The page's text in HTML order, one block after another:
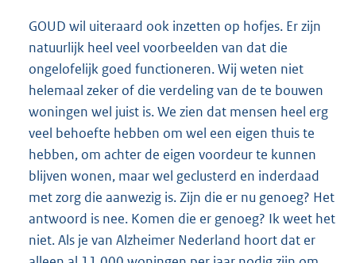
GOUD wil uiteraard ook inzetten op hofjes. Er zijn
natuurlijk heel veel voorbeelden van dat die
ongelofelijk goed functioneren. Wij weten niet
helemaal zeker of die verdeling van de te bouwen
woningen wel juist is. We zien dat mensen heel erg
veel behoefte hebben om wel een eigen thuis te
hebben, om achter de eigen voordeur te kunnen
blijven wonen, maar wel geclusterd en inderdaad
met zorg die aanwezig is. Zijn die er nu genoeg? Het
antwoord is nee. Komen die er genoeg? Ik weet het
niet. Als je van Alzheimer Nederland hoort dat er